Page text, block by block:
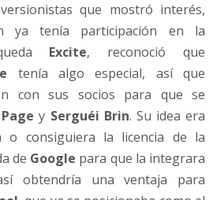
que mostró interés,
ya tenía participación en la
Excite, reconoció que
tenía algo especial, así que
con sus socios para que se
y Serguéi Brin. Su idea era
o consiguiera la licencia de la
de Google para que la integrara
obtendría una ventaja para